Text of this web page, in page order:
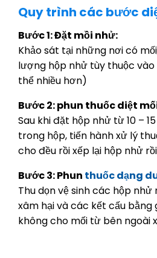
Quy trình các bước
Bước 1: Đặt mồi nhử:
Khảo sát tại những nơi có
lượng hộp nhử tùy thuộc
thể nhiều hơn)
Bước 2: phun thuốc diệt
Sau khi đặt hộp nhử từ 10 –
trong hộp, tiến hành xử lý
cho đều rồi xếp lại hộp nhử
Bước 3: Phun thuốc dạng
Thu dọn vệ sinh các hộp
xâm hại và các kết cấu
không cho mối từ bên ngoài